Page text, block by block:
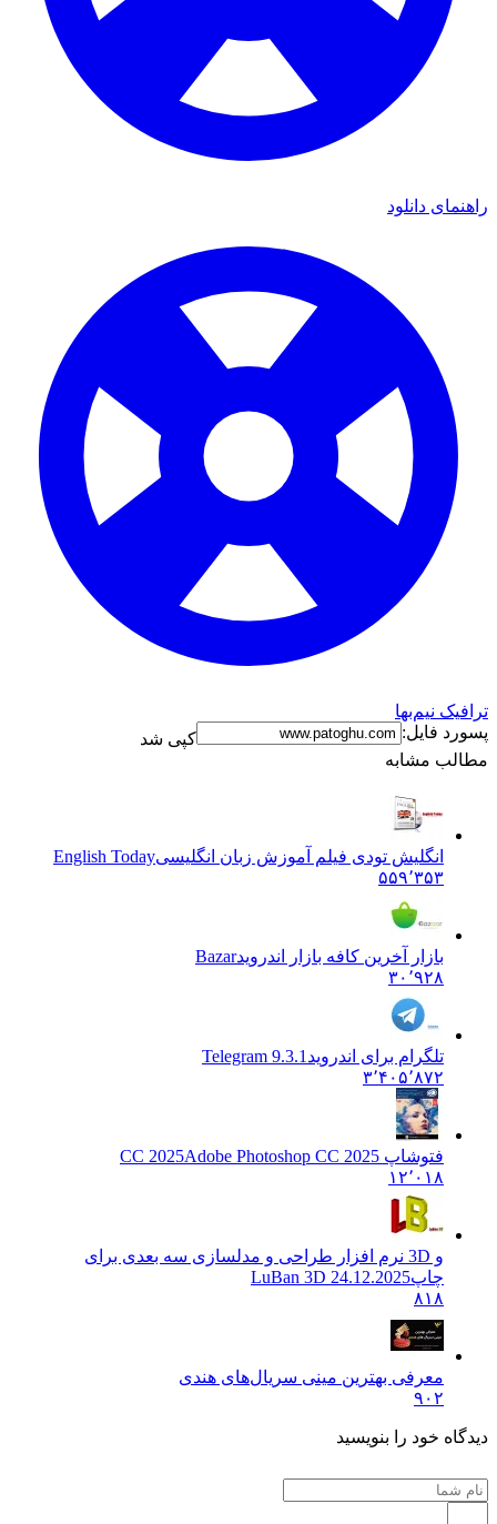
راهنمای دانلود
ترافیک نیم‌بها
پسورد فایل:
کپی شد
مطالب مشابه
انگلیش تودی فیلم آموزش زبان انگليسیEnglish Today
۵۵۹٬۳۵۳
بازار آخرین کافه بازار اندرویدBazar
۳۰٬۹۲۸
تلگرام برای اندروید Telegram 9.3.1
۳٬۴۰۵٬۸۷۲
فتوشاپ CC 2025 Adobe Photoshop CC 2025
۱۲٬۰۱۸
و 3D نرم افزار طراحی و مدلسازی سه بعدی برای
چاپLuBan 3D 24.12.2025
۸۱۸
معرفی بهترین مینی سریال‌های هندی
۹۰۲
دیدگاه خود را بنویسید